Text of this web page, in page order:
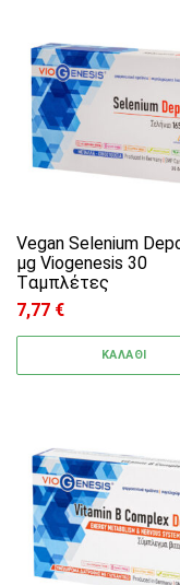
Vegan Selenium
μg Viogenesis 30
Tαμπλέτες
7,77 €
ΚΑΛΑΘΙ